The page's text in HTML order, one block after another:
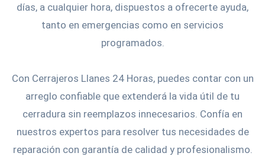
días, a cualquier hora, dispuestos a ofrecerte ayuda,
tanto en emergencias como en servicios
programados.
Con Cerrajeros Llanes 24 Horas, puedes contar con un
arreglo confiable que extenderá la vida útil de tu
cerradura sin reemplazos innecesarios. Confía en
nuestros expertos para resolver tus necesidades de
reparación con garantía de calidad y profesionalismo.